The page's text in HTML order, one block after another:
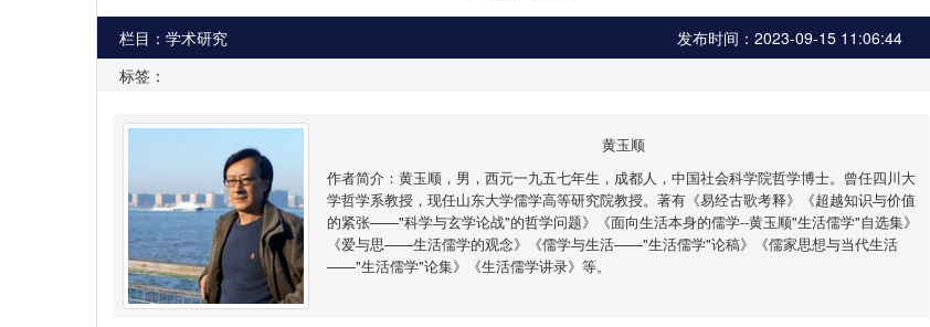
栏目：学术研究
发布时间：2023-09-15 11:06:44
标签：
黄玉顺
作者简介：黄玉顺，男，西元一九五七年生，成都人，中国社会科学院哲学博士。曾任四川大
学哲学系教授，现任山东大学儒学高等研究院教授。著有《易经古歌考释》《超越知识与价值
的紧张——"科学与玄学论战"的哲学问题》《面向生活本身的儒学--黄玉顺"生活儒学"自选集》
《爱与思——生活儒学的观念》《儒学与生活——"生活儒学"论稿》《儒家思想与当代生活
——"生活儒学"论集》《生活儒学讲录》等。